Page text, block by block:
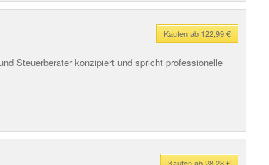
Kaufen ab 122,99 €
Steuerberater konzipiert und spricht professionelle